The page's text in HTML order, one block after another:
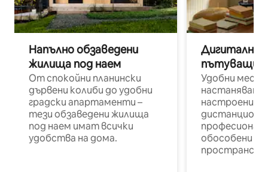
Напълно обзаведени
жилища под наем
От спокойни планински
дървени колиби до удобни
градски апартаменти –
тези обзаведени жилища
под наем имат всички
удобства на дома.
Дигитални
пътуващи
Удобни
настаняване
настроени и
обособени